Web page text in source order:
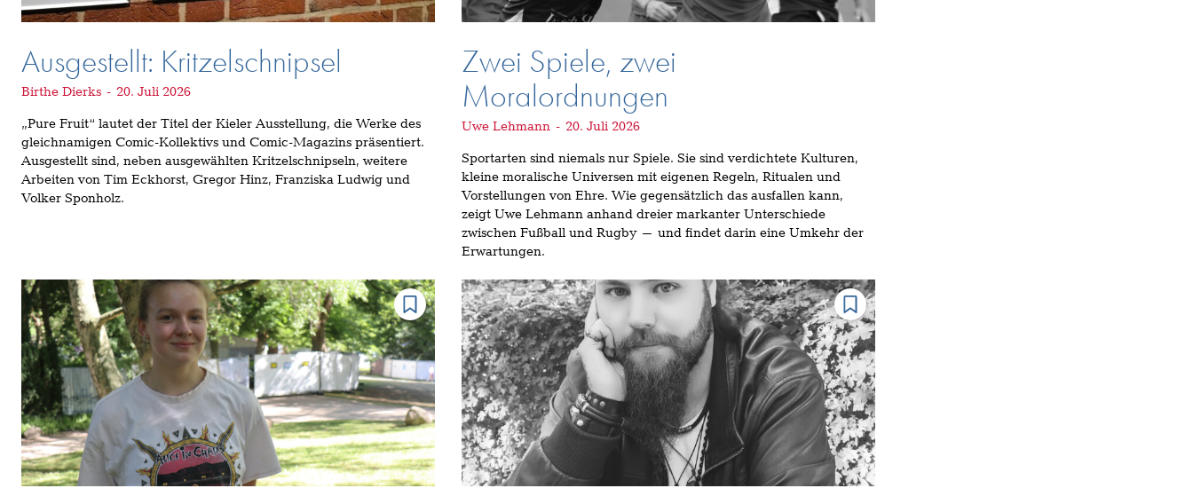
Ausgestellt: Kritzelschnipsel
Birthe Dierks - 20. Juli 2026
„Pure Fruit“ lautet der Titel der Kieler Ausstellung, die Werke des
gleichnamigen Comic-Kollektivs und Comic-Magazins präsentiert.
Ausgestellt sind, neben ausgewählten Kritzelschnipseln, weitere
Arbeiten von Tim Eckhorst, Gregor Hinz, Franziska Ludwig und
Volker Sponholz.
Zwei Spiele, zwei
Moralordnungen
Uwe Lehmann - 20. Juli 2026
Sportarten sind niemals nur Spiele. Sie sind verdichtete Kulturen,
kleine moralische Universen mit eigenen Regeln, Ritualen und
Vorstellungen von Ehre. Wie gegensätzlich das ausfallen kann,
zeigt Uwe Lehmann anhand dreier markanter Unterschiede
zwischen Fußball und Rugby – und findet darin eine Umkehr der
Erwartungen.